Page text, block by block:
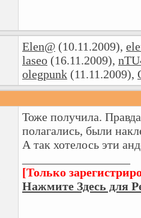
Elen@ (10.11.2009),
laseo (16.11.2009),
olegpunk (11.11.2009),
Тоже получила.
полагались, были
А так хотелось эти
[Только
Нажмите Здесь для